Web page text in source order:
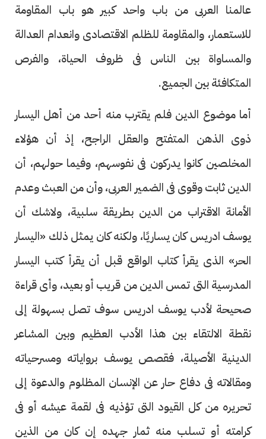
عالمنا العربى من باب واحد كبير هو باب المقاومة
للاستعمار، والمقاومة للظلم الاقتصادى وانعدام العدالة
والمساواة بين الناس فى ظروف الحياة، والفرص
المتكافئة بين الجميع.
أما موضوع الدين فلم يقترب منه أحد من أهل اليسار
ذوى الذهن المتفتح والعقل الراجح، إذ أن هؤلاء
المخلصين كانوا يدركون فى نفوسهم، وفيما حولهم، أن
الدين ثابت وقوى فى الضمير العربى، وأن من العبث وعدم
الأمانة الاقتراب من الدين بطريقة سلبية، ولاشك أن
يوسف ادريس كان يساريًا، ولكنه كان يمثل ذلك «اليسار
الحر» الذى يقرأ كتاب الواقع قبل أن يقرأ كتب اليسار
المدرسية التى تمس الدين من قريب أو بعيد، وأى قراءة
صحيحة لأدب يوسف ادريس سوف تصل بسهولة إلى
نقطة الالتقاء بين هذا الأدب العظيم وبين المشاعر
الدينية الأصيلة، فقصص يوسف برواياته ومسرحياته
ومقالاته فى دفاع حار عن الإنسان المظلوم والدعوة إلى
تحريره من كل القيود التى تؤذيه فى لقمة عيشه أو فى
كرامته أو تسلب منه ثمار جهده إن كان من الذين